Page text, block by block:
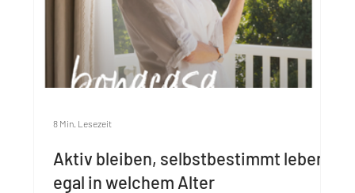
Aktiv bleiben, selbstbestimmt leben –
egal in welchem Alter
8 Min. Lesezeit